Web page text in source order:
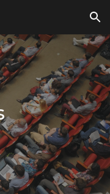
Skip to navigation